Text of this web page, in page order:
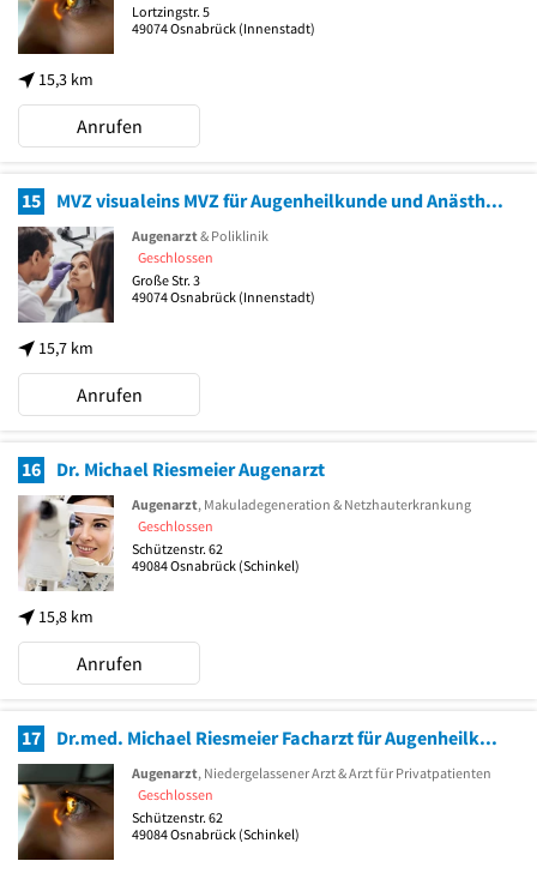
15,3 km
Lortzingstr. 5
49074Osnabrück (Innenstadt)
Anrufen
15 MVZ visualeins MVZ für Augenheilkunde und Anästhesie
15,7 km
Augenarzt& Poliklinik
Geschlossen
Große Str. 3
49074Osnabrück (Innenstadt)
Anrufen
16 Dr. Michael Riesmeier Augenarzt
15,8 km
Augenarzt, Makuladegeneration & Netzhauterkrankung
Geschlossen
Schützenstr. 62
49084Osnabrück (Schinkel)
Anrufen
17 Dr.med. Michael Riesmeier Facharzt für Augenheilkunde
Augenarzt, Niedergelassener Arzt & Arzt für Privatpatienten
Geschlossen
Schützenstr. 62
49084Osnabrück (Schinkel)